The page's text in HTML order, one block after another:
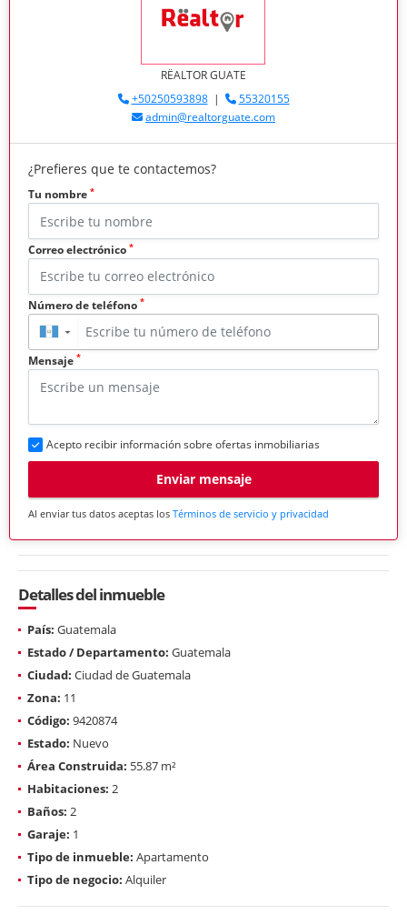
RËALTOR GUATE
+50250593898|
55320155
admin@realtorguate.com
¿Prefieres que te contactemos?
Tu nombre *
Correo electrónico *
Número de teléfono *
▼
Mensaje *
Acepto recibir información sobre ofertas inmobiliarias
Enviar mensaje
Al enviar tus datos aceptas los Términos de servicio y privacidad
Detalles del inmueble
País: Guatemala
Estado / Departamento: Guatemala
Ciudad: Ciudad de Guatemala
Zona: 11
Código: 9420874
Estado: Nuevo
Área Construida: 55.87 m²
Habitaciones: 2
Baños: 2
Garaje: 1
Tipo de inmueble: Apartamento
Tipo de negocio: Alquiler